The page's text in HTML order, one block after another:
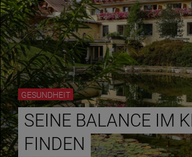
GESUNDHEIT
SEINE BALANCE IM
FINDEN